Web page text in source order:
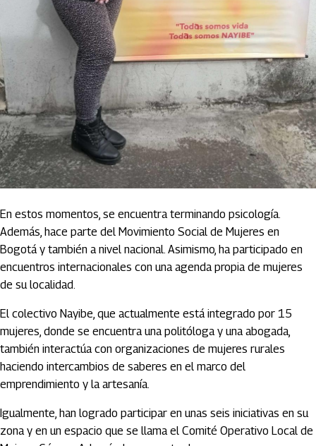
En estos momentos, se encuentra terminando psicología.
Además, hace parte del Movimiento Social de Mujeres en
Bogotá y también a nivel nacional. Asimismo, ha participado en
encuentros internacionales con una agenda propia de mujeres
de su localidad.
El colectivo Nayibe, que actualmente está integrado por 15
mujeres, donde se encuentra una politóloga y una abogada,
también interactúa con organizaciones de mujeres rurales
haciendo intercambios de saberes en el marco del
emprendimiento y la artesanía.
Igualmente, han logrado participar en unas seis iniciativas en su
zona y en un espacio que se llama el Comité Operativo Local de